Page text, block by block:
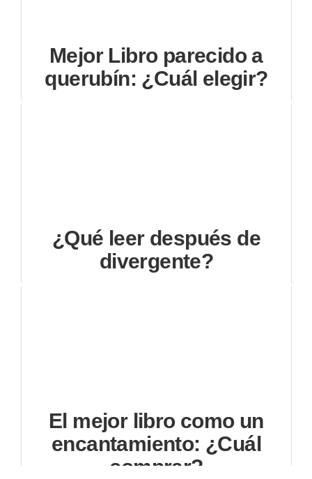
Mejor Libro parecido a
querubín: ¿Cuál elegir?
¿Qué leer después de
divergente?
El mejor libro como un
encantamiento: ¿Cuál
comprar?